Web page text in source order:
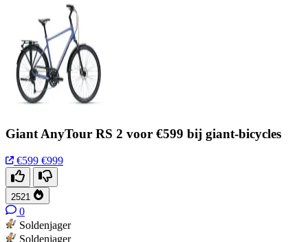
Giant AnyTour RS 2 voor €599 bij giant-bicycles
€599 €999
2521
0
Soldenjager
Soldenjager